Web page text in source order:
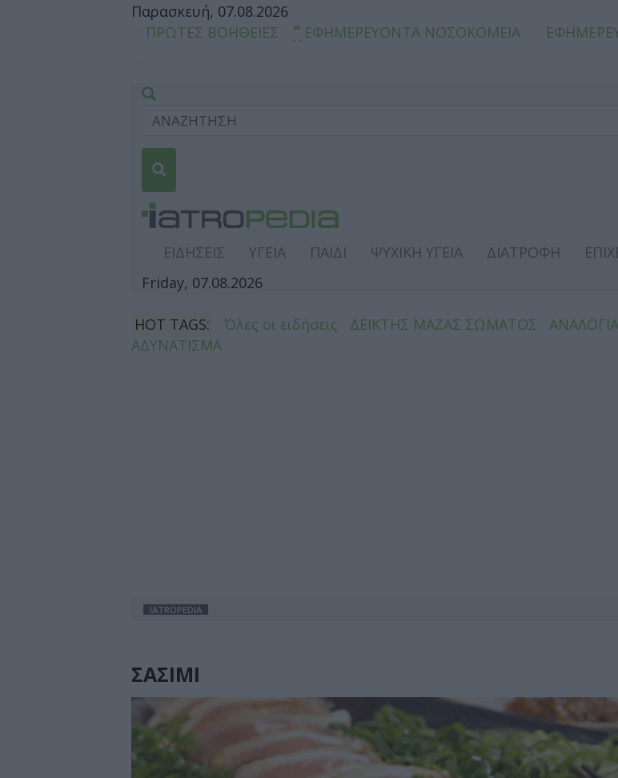
Παρασκευή, 07.08.2026
ΠΡΩΤΕΣ ΒΟΗΘΕΙΕΣ
ΕΦΗΜΕΡΕΥΟΝΤΑ ΝΟΣΟΚΟΜΕΙΑ
ΕΙΔΗΣΕΙΣ ΥΓΕΙΑ ΠΑΙΔΙ ΨΥΧΙΚΗ ΥΓΕΙΑ ΔΙΑΤΡΟΦΗ
Friday, 07.08.2026
HOT TAGS: Όλες οι ειδήσεις ΔΕΙΚΤΗΣ ΜΑΖΑΣ ΣΩΜΑΤΟΣ
ΑΔΥΝΑΤΙΣΜΑ
IATROPEDIA
ΣΑΣΙΜΙ